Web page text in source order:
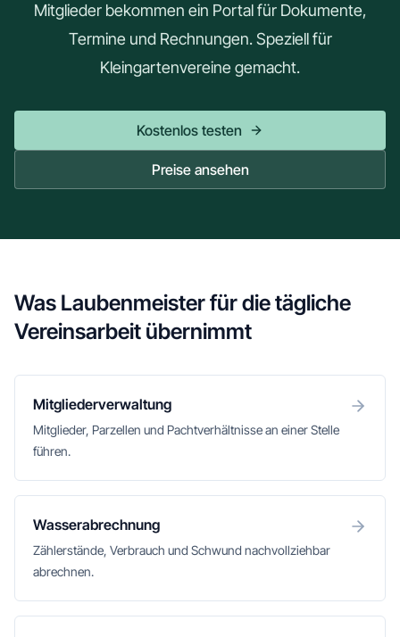
Mitglieder bekommen ein Portal für Dokumente,
Termine und Rechnungen. Speziell für
Kleingartenvereine gemacht.
Kostenlos testen
Preise ansehen
Was Laubenmeister für die tägliche
Vereinsarbeit übernimmt
Mitgliederverwaltung
Mitglieder, Parzellen und Pachtverhältnisse an einer Stelle
führen.
Wasserabrechnung
Zählerstände, Verbrauch und Schwund nachvollziehbar
abrechnen.